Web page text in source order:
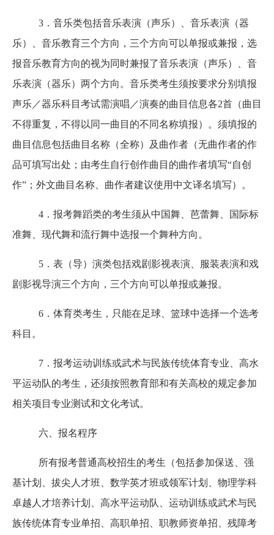
3．音乐类包括音乐表演（声乐）、音乐表演（器
乐）、音乐教育三个方向，三个方向可以单报或兼报，选
报音乐教育方向的视为同时兼报了音乐表演（声乐）、音
乐表演（器乐）两个方向。音乐类考生须按要求分别填报
声乐／器乐科目考试需演唱／演奏的曲目信息各2首（曲目
不得重复，不得以同一曲目的不同名称填报）。须填报的
曲目信息包括曲目名称（全称）及曲作者（无曲作者的作
品可填写出处；由考生自行创作曲目的曲作者填写“自创
作”；外文曲目名称、曲作者建议使用中文译名填写）。
4．报考舞蹈类的考生须从中国舞、芭蕾舞、国际标
准舞、现代舞和流行舞中选报一个舞种方向。
5．表（导）演类包括戏剧影视表演、服装表演和戏
剧影视导演三个方向，三个方向可以单报或兼报。
6．体育类考生，只能在足球、篮球中选择一个选考
科目。
7．报考运动训练或武术与民族传统体育专业、高水
平运动队的考生，还须按照教育部和有关高校的规定参加
相关项目专业测试和文化考试。
六、报名程序
所有报考普通高校招生的考生（包括参加保送、强
基计划、拔尖人才班、 数学英才班或领军计划、物理学科
卓越人才培养计划、高水平运动队、运动训练或武术与民
族传统体育专业单招、高职单招、职教师资单招、残障考